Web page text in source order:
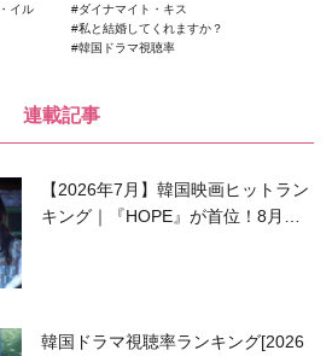
イル
ダイナマイト・キス
私と結婚してくれますか？
韓国ドラマ視聴率
連載記事
【2026年7月】韓国映画ヒットラン
キング｜『HOPE』が首位！8月公
韓国ドラマ視聴率ランキング[2026